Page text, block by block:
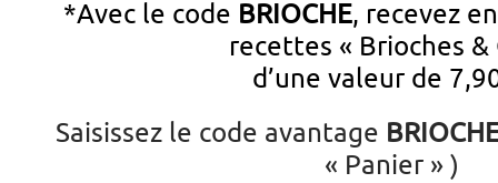
*Avec le code BRIOCHE, recevez
recettes « Brioches &
d’une valeur de
Saisissez le code avantage
« Panier » )